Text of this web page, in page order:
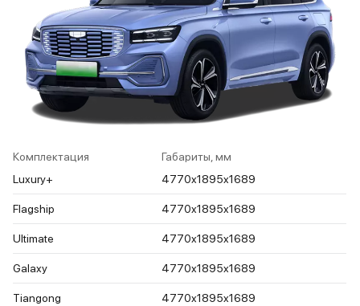
Комплектация
Габариты, мм
Luxury+
4770x1895x1689
Flagship 4770x1895x1689
Ultimate 4770x1895x1689
Galaxy 4770x1895x1689
Tiangong 4770x1895x1689